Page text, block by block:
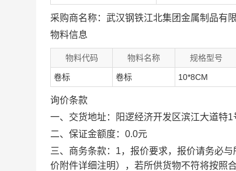
采购商名称：武汉钢铁江北集团金属制品有
物料信息
物料代码 物料名称 规格型号
卷标 卷标 10*8CM
询价条款
一、交货地址：阳逻经济开发区滨江大道特1
二、保证金额度：0.0元
三、商务条款：1，报价要求，报价请务必
价附件详细注明），若所供货物不符将按照